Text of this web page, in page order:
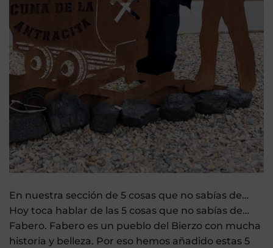
En nuestra sección de 5 cosas que no sabías de…
Hoy toca hablar de las 5 cosas que no sabías de…
Fabero. Fabero es un pueblo del Bierzo con mucha
historia y belleza. Por eso hemos añadido estas 5